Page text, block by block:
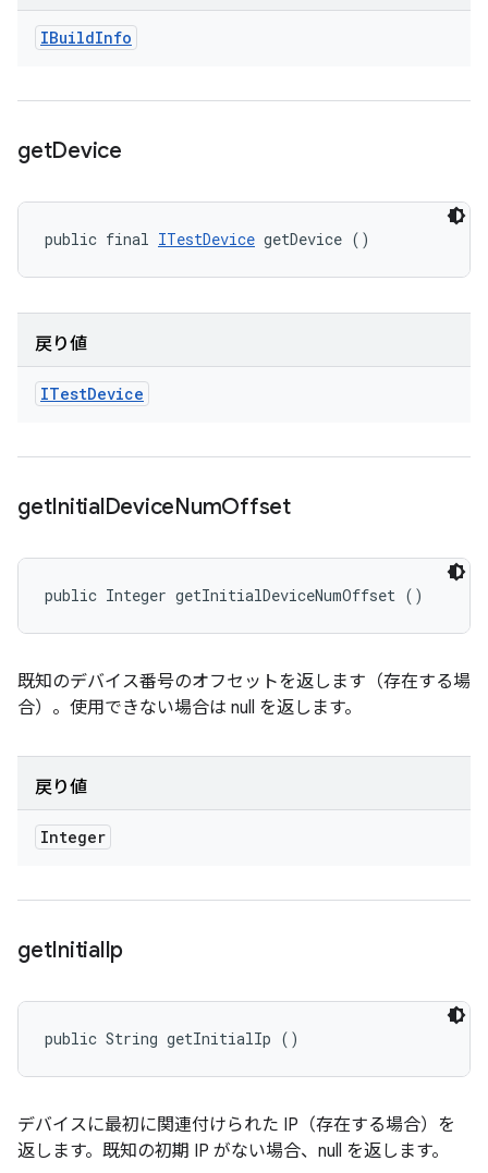
IBuildInfo
getDevice
public final ITestDevice getDevice ()
戻り値
ITestDevice
getInitialDeviceNumOffset
public Integer getInitialDeviceNumOffset ()
既知のデバイス番号のオフセットを返します（存在する場
合）。使用できない場合は null を返します。
戻り値
Integer
getInitialIp
public String getInitialIp ()
デバイスに最初に関連付けられた IP（存在する場合）を
返します。既知の初期 IP がない場合、null を返します。